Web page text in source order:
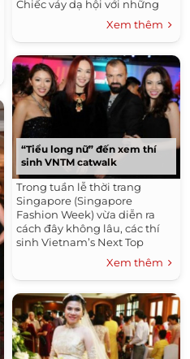
Chiếc váy dạ hội với những
đường xẻ, cắt cúp tinh tế nằm
Xem thêm
“Tiểu long nữ” đến xem thí
sinh VNTM catwalk
Trong tuần lễ thời trang
Singapore (Singapore
Fashion Week) vừa diễn ra
cách đây không lâu, các thí
sinh Vietnam’s Next Top
Model đã vinh dự có mặt và
trình diễn trong show thời
trang của NTK đến từ Pháp
Julien...
Xem thêm